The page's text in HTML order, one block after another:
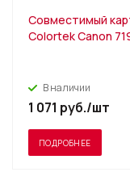
Совместимый
Colortek Canon
В наличии
1 071 руб./шт
ПОДРОБНЕЕ